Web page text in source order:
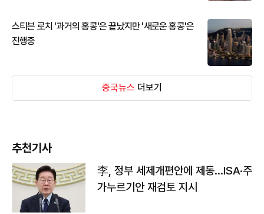
스티븐 로치 '과거의 홍콩'은 끝났지만 '새로운 홍콩'은
진행중
중국뉴스 더보기
추천기사
李, 정부 세제개편안에 제동…ISA·주
가누르기안 재검토 지시